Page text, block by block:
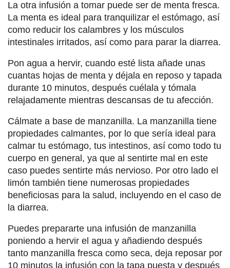
La otra infusión a tomar puede ser de menta fresca.
La menta es ideal para tranquilizar el estómago, así
como reducir los calambres y los músculos
intestinales irritados, así como para parar la diarrea.
Pon agua a hervir, cuando esté lista añade unas
cuantas hojas de menta y déjala en reposo y tapada
durante 10 minutos, después cuélala y tómala
relajadamente mientras descansas de tu afección.
Cálmate a base de manzanilla. La manzanilla tiene
propiedades calmantes, por lo que sería ideal para
calmar tu estómago, tus intestinos, así como todo tu
cuerpo en general, ya que al sentirte mal en este
caso puedes sentirte más nervioso. Por otro lado el
limón también tiene numerosas propiedades
beneficiosas para la salud, incluyendo en el caso de
la diarrea.
Puedes prepararte una infusión de manzanilla
poniendo a hervir el agua y añadiendo después
tanto manzanilla fresca como seca, deja reposar por
10 minutos la infusión con la tapa puesta y después